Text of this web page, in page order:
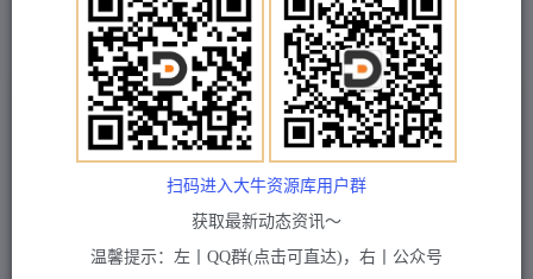
付费项目 冒泡网 正文
飞橙·快手短视频引流变现全攻略，实战教学，小
白也能轻松上手的短视频实操玩法
付费资源
扫码进入大牛资源库用户群
获取最新动态资讯～
温馨提示：左丨QQ群(点击可直达)，右丨公众号